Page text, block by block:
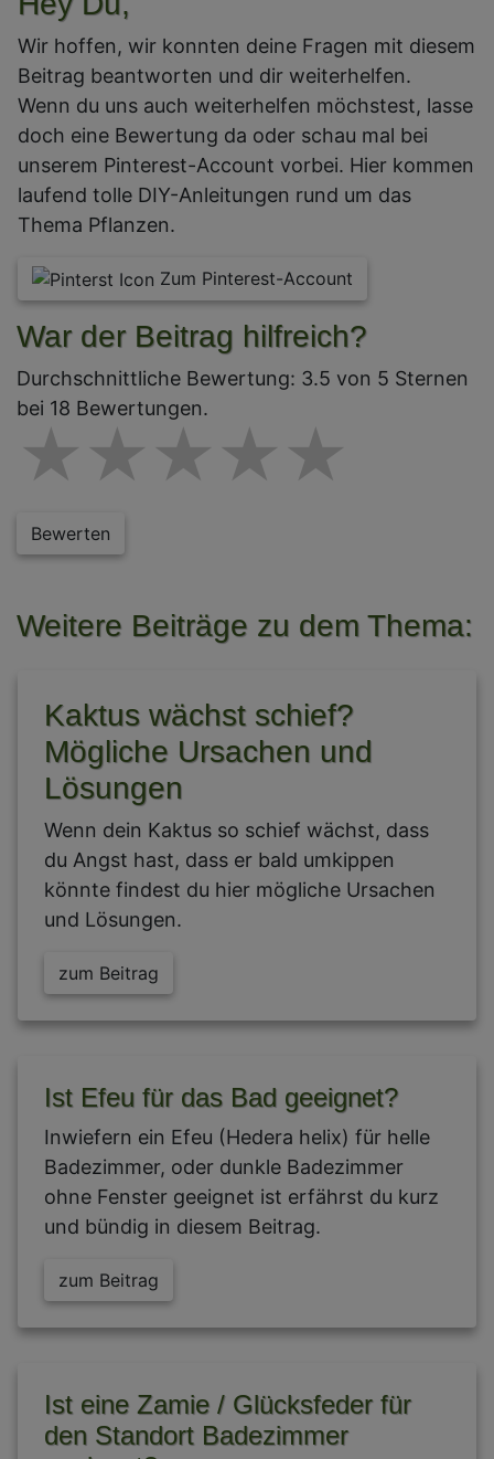
Wir hoffen, wir konnten deine Fragen mit diesem
Beitrag beantworten und dir weiterhelfen.
Wenn du uns auch weiterhelfen möchstest, lasse
doch eine Bewertung da oder schau mal bei
unserem Pinterest-Account vorbei. Hier kommen
laufend tolle DIY-Anleitungen rund um das
Thema Pflanzen.
Zum Pinterest-Account
War der Beitrag hilfreich?
Durchschnittliche Bewertung: 3.5 von 5 Sternen
bei 18 Bewertungen.
4
3 stars
2 stars
1 star
Bewerten
Weitere Beiträge zu dem Thema:
Kaktus wächst schief?
Mögliche Ursachen und
Lösungen
Wenn dein Kaktus so schief wächst, dass
du Angst hast, dass er bald umkippen
könnte findest du hier mögliche Ursachen
und Lösungen.
zum Beitrag
Ist Efeu für das Bad geeignet?
Inwiefern ein Efeu (Hedera helix) für helle
Badezimmer, oder dunkle Badezimmer
ohne Fenster geeignet ist erfährst du kurz
und bündig in diesem Beitrag.
zum Beitrag
Ist eine Zamie / Glücksfeder für
den Standort Badezimmer